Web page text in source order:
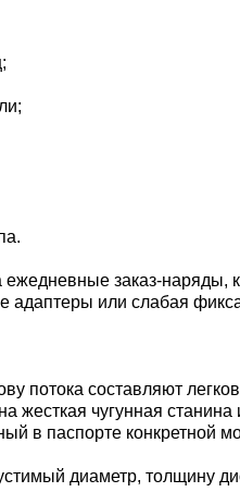
ежедневные заказ-
адаптеры или слабая
потока составляют
жесткая чугунная
в паспорте конкретной
диаметр, толщину